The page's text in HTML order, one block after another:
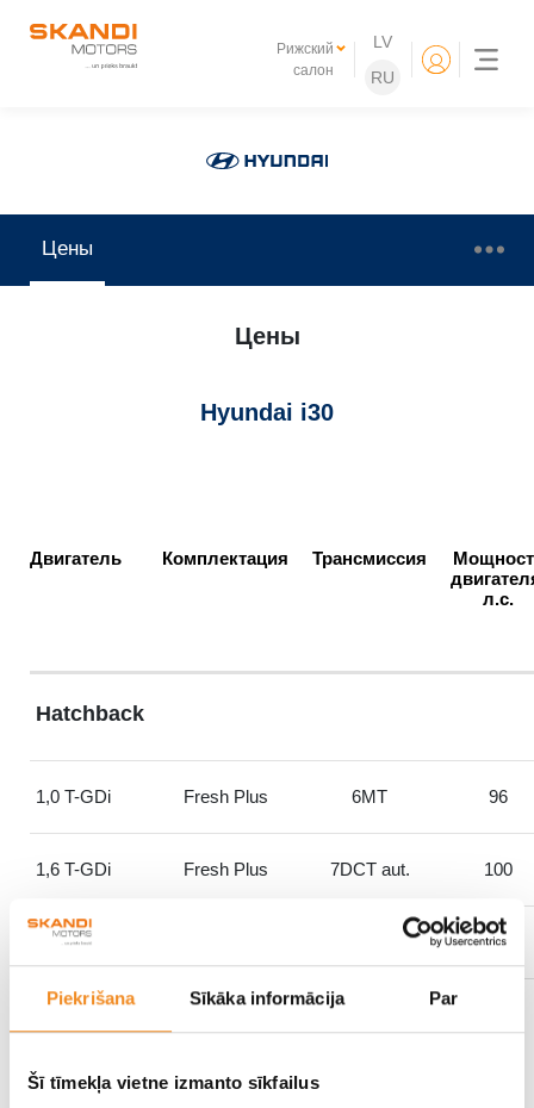
Piekrišana Sīkāka informācija Par
Šī tīmekļa vietne izmanto sīkfailus
Рижский
салон
LV
RU
Цены
Цены
Hyundai i30
Двигатель Комплектация Трансмиссия
л.с.
Hatchback
1,0 T-GDi Fresh Plus 6MT 96
1,6 T-GDi Fresh Plus 7DCT aut. 100
1,6 T-GDi 7DCT aut. 100